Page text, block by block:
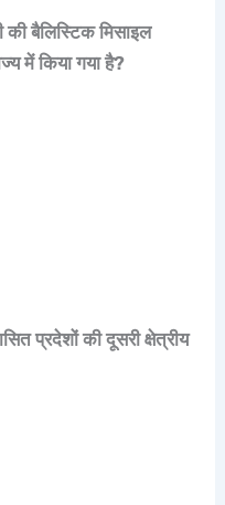
बैलिस्टिक मिसाइल
में किया गया है?
प्रदेशों की दूसरी क्षेत्रीय